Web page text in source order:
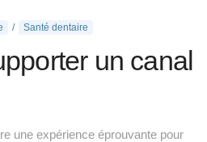
Santé dentaire
un canal
une expérience éprouvante pour